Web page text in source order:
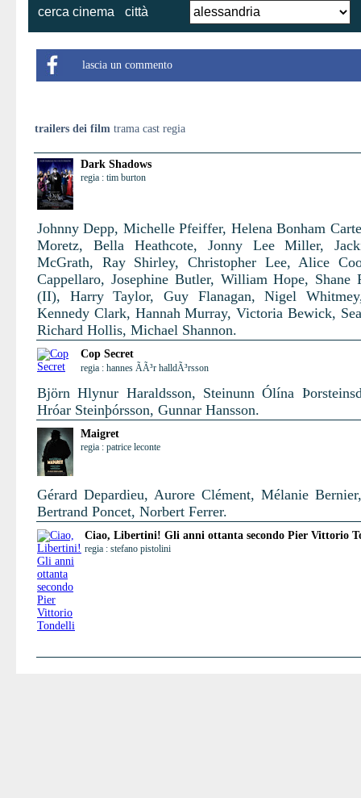
cerca cinema città
lascia un commento
trailers dei film trama cast regia
Dark Shadows
regia : tim burton
Johnny Depp, Michelle Pfeiffer, Helena Bonham
Moretz, Bella Heathcote, Jonny Lee Miller,
McGrath, Ray Shirley, Christopher Lee, Alice
Cappellaro, Josephine Butler, William Hope, Shane
(II), Harry Taylor, Guy Flanagan, Nigel
Kennedy Clark, Hannah Murray, Victoria Bewick,
Richard Hollis, Michael Shannon.
Cop Secret
regia : hannes ÃÃ³r halldÃ³rsson
Björn Hlynur Haraldsson, Steinunn Ólína
Hróar Steinþórsson, Gunnar Hansson.
Maigret
regia : patrice leconte
Gérard Depardieu, Aurore Clément, Mélanie
Bertrand Poncet, Norbert Ferrer.
Ciao, Libertini! Gli anni ottanta secondo Pier Vittorio
regia : stefano pistolini